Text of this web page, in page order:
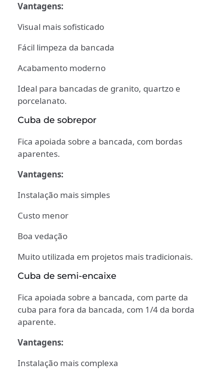
Vantagens:
Visual mais sofisticado
Fácil limpeza da bancada
Acabamento moderno
Ideal para bancadas de granito, quartzo e
porcelanato.
Cuba de sobrepor
Fica apoiada sobre a bancada, com bordas
aparentes.
Vantagens:
Instalação mais simples
Custo menor
Boa vedação
Muito utilizada em projetos mais tradicionais.
Cuba de semi-encaixe
Fica apoiada sobre a bancada, com parte da
cuba para fora da bancada, com 1/4 da borda
aparente.
Vantagens:
Instalação mais complexa